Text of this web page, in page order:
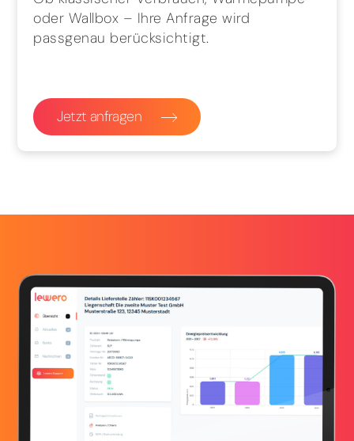
oder Wallbox – Ihre Anfrage wird
passgenau berücksichtigt.
Jetzt anfragen